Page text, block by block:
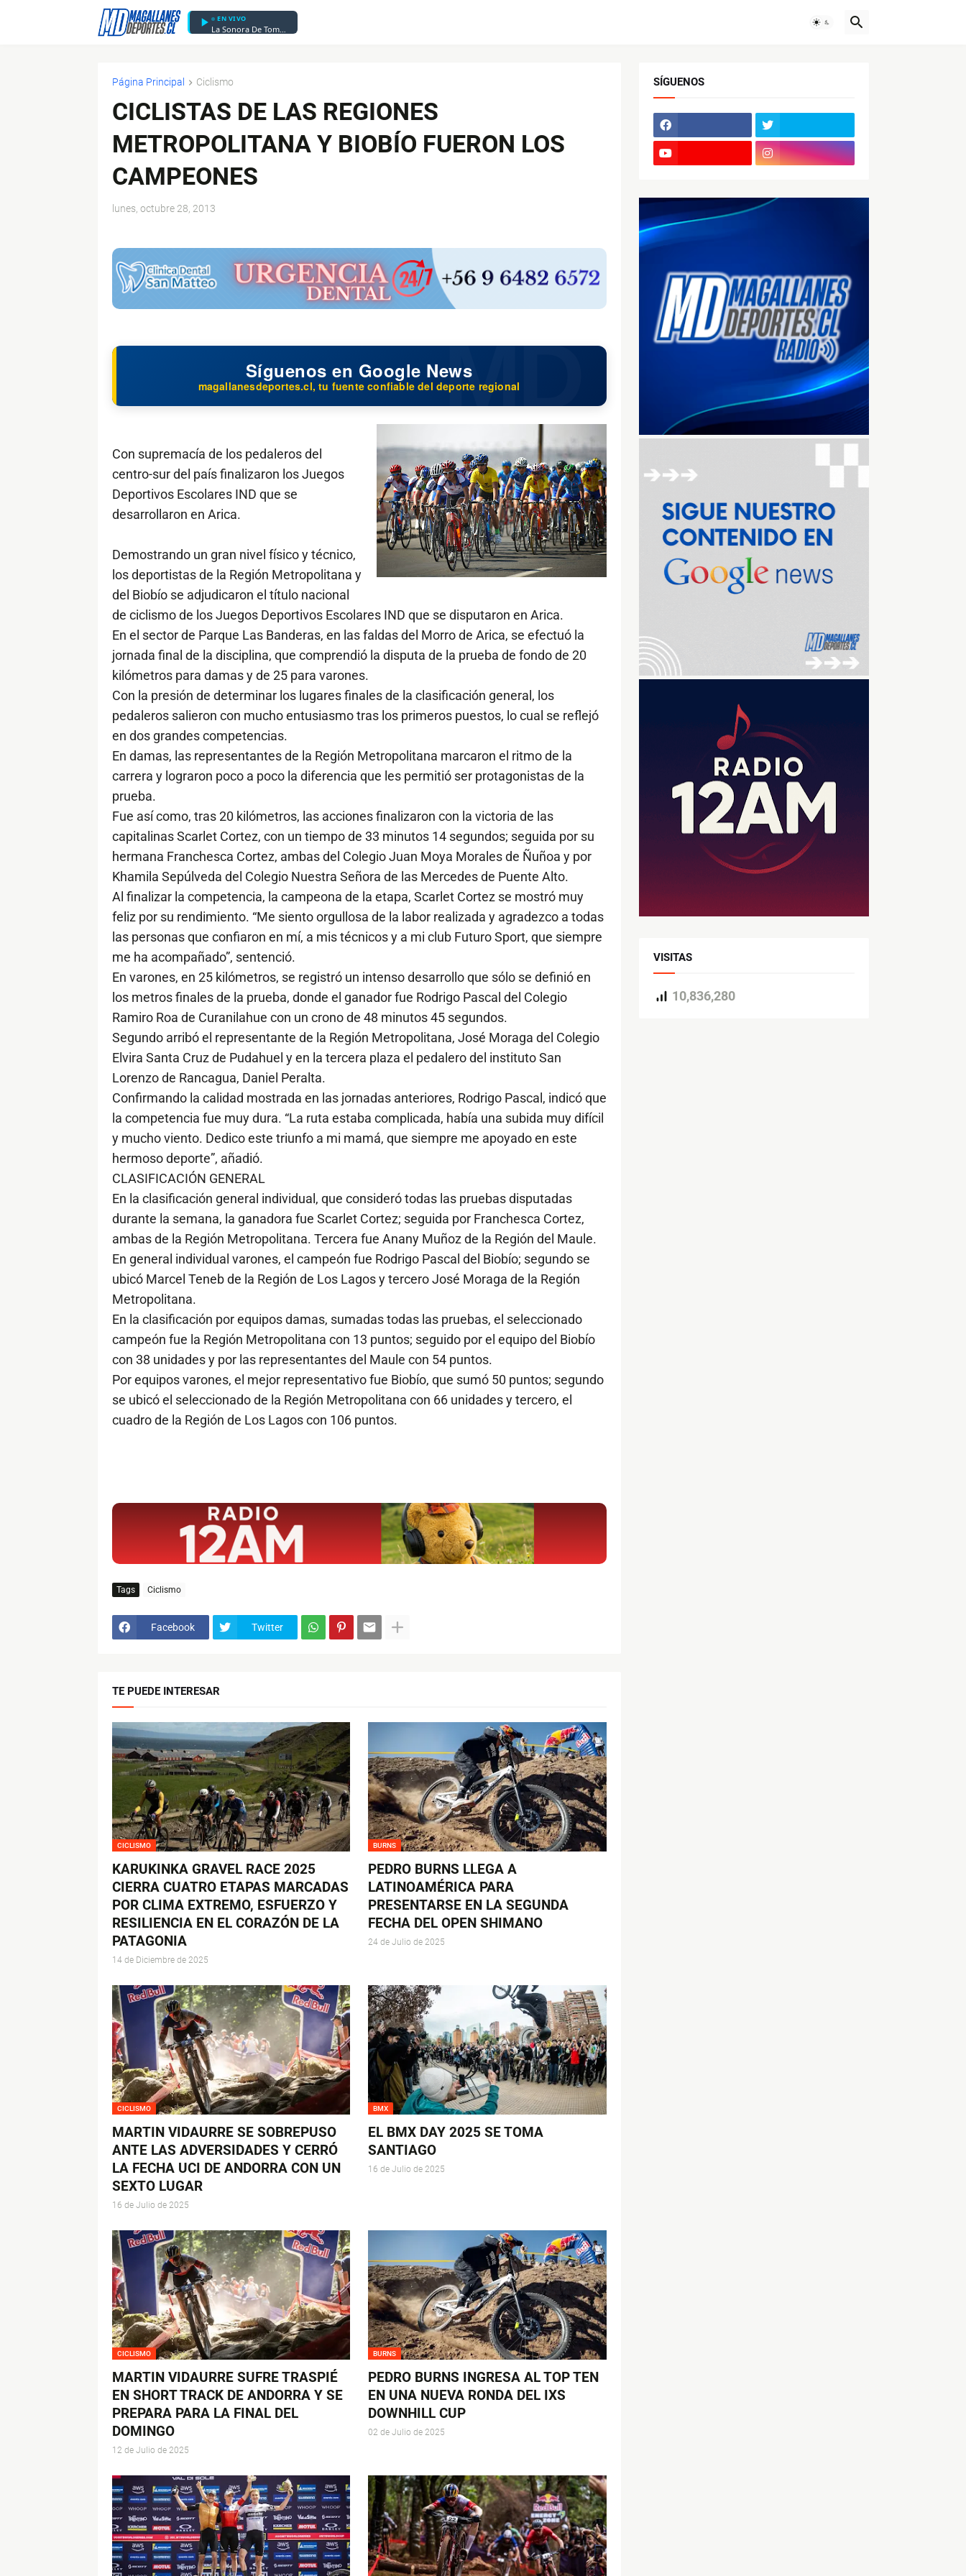
EN VIVO
La Sonora De Tommy Rey - Daniela
Página Principal Ciclismo
CICLISTAS DE LAS REGIONES
METROPOLITANA Y BIOBÍO FUERON LOS
CAMPEONES
lunes, octubre 28, 2013
Síguenos en Google News
magallanesdeportes.cl, tu fuente confiable del deporte regional
Con supremacía de los pedaleros del
centro-sur del país finalizaron los Juegos
Deportivos Escolares IND que se
desarrollaron en Arica.
Demostrando un gran nivel físico y técnico,
los deportistas de la Región Metropolitana y
del Biobío se adjudicaron el título nacional
de ciclismo de los Juegos Deportivos Escolares IND que se disputaron en Arica.
En el sector de Parque Las Banderas, en las faldas del Morro de Arica, se efectuó la
jornada final de la disciplina, que comprendió la disputa de la prueba de fondo de 20
kilómetros para damas y de 25 para varones.
Con la presión de determinar los lugares finales de la clasificación general, los
pedaleros salieron con mucho entusiasmo tras los primeros puestos, lo cual se reflejó
en dos grandes competencias.
En damas, las representantes de la Región Metropolitana marcaron el ritmo de la
carrera y lograron poco a poco la diferencia que les permitió ser protagonistas de la
prueba.
Fue así como, tras 20 kilómetros, las acciones finalizaron con la victoria de las
capitalinas Scarlet Cortez, con un tiempo de 33 minutos 14 segundos; seguida por su
hermana Franchesca Cortez, ambas del Colegio Juan Moya Morales de Ñuñoa y por
Khamila Sepúlveda del Colegio Nuestra Señora de las Mercedes de Puente Alto.
Al finalizar la competencia, la campeona de la etapa, Scarlet Cortez se mostró muy
feliz por su rendimiento. “Me siento orgullosa de la labor realizada y agradezco a todas
las personas que confiaron en mí, a mis técnicos y a mi club Futuro Sport, que siempre
me ha acompañado”, sentenció.
En varones, en 25 kilómetros, se registró un intenso desarrollo que sólo se definió en
los metros finales de la prueba, donde el ganador fue Rodrigo Pascal del Colegio
Ramiro Roa de Curanilahue con un crono de 48 minutos 45 segundos.
Segundo arribó el representante de la Región Metropolitana, José Moraga del Colegio
Elvira Santa Cruz de Pudahuel y en la tercera plaza el pedalero del instituto San
Lorenzo de Rancagua, Daniel Peralta.
Confirmando la calidad mostrada en las jornadas anteriores, Rodrigo Pascal, indicó que
la competencia fue muy dura. “La ruta estaba complicada, había una subida muy difícil
y mucho viento. Dedico este triunfo a mi mamá, que siempre me apoyado en este
hermoso deporte”, añadió.
CLASIFICACIÓN GENERAL
En la clasificación general individual, que consideró todas las pruebas disputadas
durante la semana, la ganadora fue Scarlet Cortez; seguida por Franchesca Cortez,
ambas de la Región Metropolitana. Tercera fue Anany Muñoz de la Región del Maule.
En general individual varones, el campeón fue Rodrigo Pascal del Biobío; segundo se
ubicó Marcel Teneb de la Región de Los Lagos y tercero José Moraga de la Región
Metropolitana.
En la clasificación por equipos damas, sumadas todas las pruebas, el seleccionado
campeón fue la Región Metropolitana con 13 puntos; seguido por el equipo del Biobío
con 38 unidades y por las representantes del Maule con 54 puntos.
Por equipos varones, el mejor representativo fue Biobío, que sumó 50 puntos; segundo
se ubicó el seleccionado de la Región Metropolitana con 66 unidades y tercero, el
cuadro de la Región de Los Lagos con 106 puntos.
Tags Ciclismo
Facebook Twitter
TE PUEDE INTERESAR
CICLISMO
KARUKINKA GRAVEL RACE 2025
CIERRA CUATRO ETAPAS MARCADAS
POR CLIMA EXTREMO, ESFUERZO Y
RESILIENCIA EN EL CORAZÓN DE LA
PATAGONIA
14 de Diciembre de 2025
BURNS
PEDRO BURNS LLEGA A
LATINOAMÉRICA PARA
PRESENTARSE EN LA SEGUNDA
FECHA DEL OPEN SHIMANO
24 de Julio de 2025
CICLISMO
MARTIN VIDAURRE SE SOBREPUSO
ANTE LAS ADVERSIDADES Y CERRÓ
LA FECHA UCI DE ANDORRA CON UN
SEXTO LUGAR
16 de Julio de 2025
BMX
EL BMX DAY 2025 SE TOMA
SANTIAGO
16 de Julio de 2025
CICLISMO
MARTIN VIDAURRE SUFRE TRASPIÉ
EN SHORT TRACK DE ANDORRA Y SE
PREPARA PARA LA FINAL DEL
DOMINGO
12 de Julio de 2025
BURNS
PEDRO BURNS INGRESA AL TOP TEN
EN UNA NUEVA RONDA DEL IXS
DOWNHILL CUP
02 de Julio de 2025
SÍGUENOS
VISITAS
10,836,280